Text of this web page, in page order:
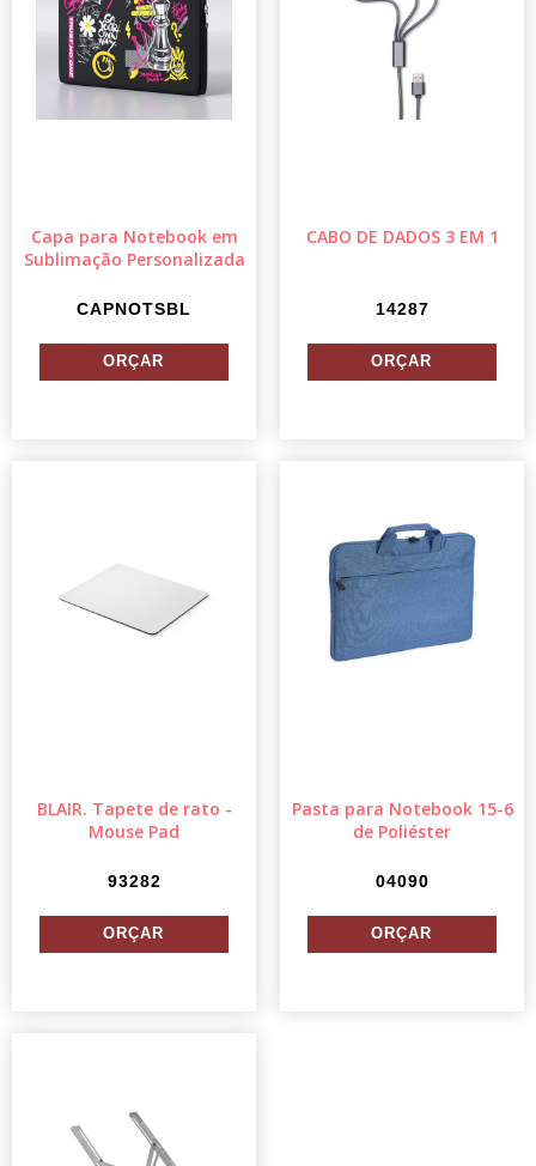
Capa para Notebook em
Sublimação Personalizada
CAPNOTSBL
CABO DE DADOS 3 EM 1
14287
BLAIR. Tapete de rato -
Mouse Pad
93282
Pasta para Notebook 15-6
de Poliéster
04090